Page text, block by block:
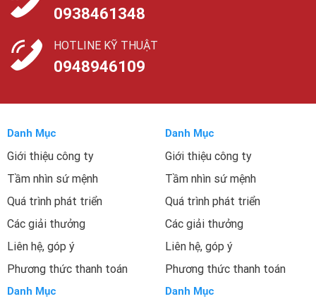
0938461348
HOTLINE KỸ THUẬT
0948946109
Danh Mục
Giới thiệu công ty
Tầm nhìn sứ mệnh
Quá trình phát triển
Các giải thưởng
Liên hệ, góp ý
Phương thức thanh toán
Danh Mục
Giới thiệu công ty
Tầm nhìn sứ mệnh
Quá trình phát triển
Các giải thưởng
Liên hệ, góp ý
Phương thức thanh toán
Danh Mục Danh Mục